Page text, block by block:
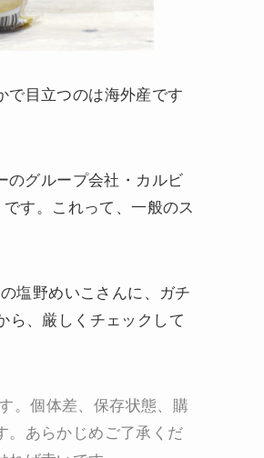
で目立つのは海外産です
のグループ会社・カルビ
す。これって、一般のス
塩野めいこさんに、ガチ
ら、厳しくチェックして
。個体差、保存状態、購
。あらかじめご了承くだ